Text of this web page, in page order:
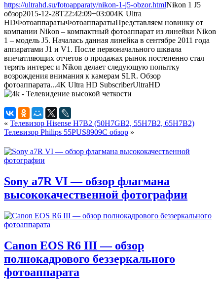
https://ultrahd.su/fotoapparaty/nikon-1-j5-obzor.htmlNikon 1 J5
обзор2015-12-28T22:42:09+03:004K Ultra
HDФотоаппаратыФотоаппаратыПредставляем новинку от
компании Nikon – компактный фотоаппарат из линейки Nikon
1 – модель J5. Началась данная линейка в сентябре 2011 года
аппаратами J1 и V1. После первоначального шквала
впечатляющих отчетов о продажах рынок постепенно стал
терять интерес и Nikon делает следующую попытку
возрождения внимания к камерам SLR. Обзор
фотоаппарата...4K Ultra HD SubscriberUltraHD
« Телевизор Hisense H7B2 (50H7GB2, 55H7B2, 65H7B2)
Телевизор Philips 55PUS8909C обзор »
Sony a7R VI — обзор флагмана
высококачественной фотографии
Canon EOS R6 III — обзор
полнокадрового беззеркального
фотоаппарата